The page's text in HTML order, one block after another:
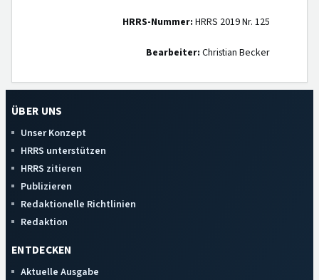
HRRS-Nummer: HRRS 2019 Nr. 125
Bearbeiter: Christian Becker
ÜBER UNS
Unser Konzept
HRRS unterstützen
HRRS zitieren
Publizieren
Redaktionelle Richtlinien
Redaktion
ENTDECKEN
Aktuelle Ausgabe